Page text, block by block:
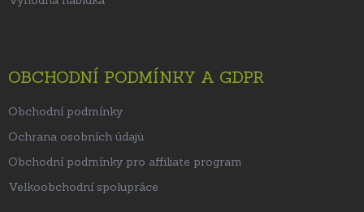
OBCHODNÍ PODMÍNKY A GDPR
Obchodní podmínky
Ochrana osobních údajů
Obchodní podmínky pro affiliate program
Velkoobchodní spolupráce